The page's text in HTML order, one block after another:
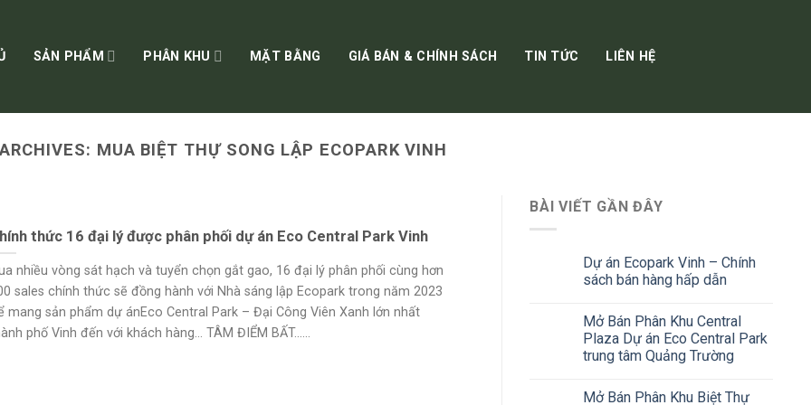
SẢN PHẨM PHÂN KHU MẶT BẰNG GIÁ BÁN & CHÍNH SÁCH TIN TỨC LIÊN HỆ
MUA BIỆT THỰ SONG LẬP ECOPARK VINH
thức 16 đại lý được phân phối dự án Eco Central Park Vinh
nhiều vòng sát hạch và tuyển chọn gắt gao, 16 đại lý phân phối cùng hơn
sales chính thức sẽ đồng hành với Nhà sáng lập Ecopark trong năm 2023
mang sản phẩm dự ánEco Central Park – Đại Công Viên Xanh lớn nhất
phố Vinh đến với khách hàng… TÂM ĐIỂM BẤT......
BÀI VIẾT GẦN ĐÂY
Dự án Ecopark Vinh – Chính
sách bán hàng hấp dẫn
Mở Bán Phân Khu Central
Plaza Dự án Eco Central Park
trung tâm Quảng Trường
Mở Bán Phân Khu Biệt Thự